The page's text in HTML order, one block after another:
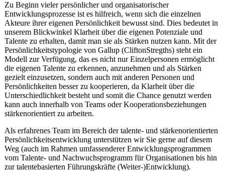
Zu Beginn vieler persönlicher und organisatorischer
Entwicklungsprozesse ist es hilfreich, wenn sich die einzelnen
Akteure ihrer eigenen Persönlichkeit bewusst sind. Dies bedeutet in
unserem Blickwinkel Klarheit über die eigenen Potenziale und
Talente zu erhalten, damit man sie als Stärken nutzen kann. Mit der
Persönlichkeitstypologie von Gallup (CliftonStregths) steht ein
Modell zur Verfügung, das es nicht nur Einzelpersonen ermöglicht
die eigenen Talente zu erkennen, anzunehmen und als Stärken
gezielt einzusetzen, sondern auch mit anderen Personen und
Persönlichkeiten besser zu kooperieren, da Klarheit über die
Unterschiedlichkeit besteht und somit die Chance genutzt werden
kann auch innerhalb von Teams oder Kooperationsbeziehungen
stärkenorientiert zu arbeiten.
Als erfahrenes Team im Bereich der talente- und stärkenorientierten
Persönlichkeitsentwicklung unterstützen wir Sie gerne auf diesem
Weg (auch im Rahmen umfassenderer Entwicklungsprogrammen
vom Talente- und Nachwuchsprogramm für Organisationen bis hin
zur talentebasierten Führungskräfte (Weiter-)Entwicklung).